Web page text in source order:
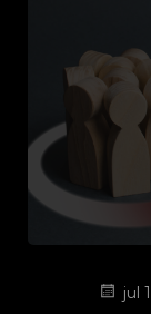
jul